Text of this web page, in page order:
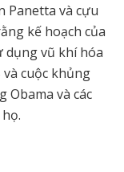
Panetta và cựu
kế hoạch của
dụng vũ khí hóa
cuộc khủng
Obama và các